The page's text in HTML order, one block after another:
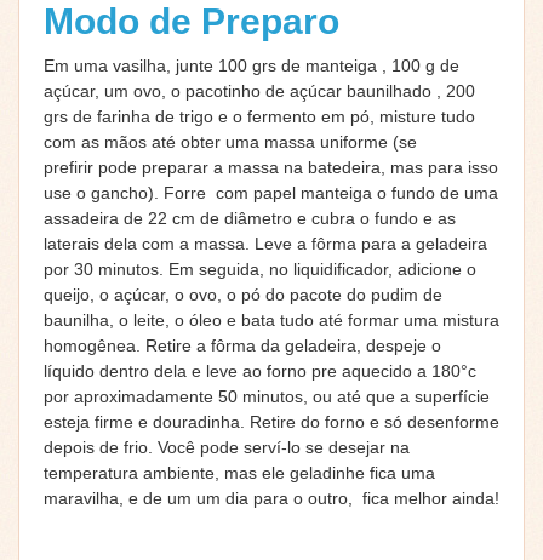
Modo de Preparo
Em uma vasilha, junte 100 grs de manteiga , 100 g de
açúcar, um ovo, o pacotinho de açúcar baunilhado , 200
grs de farinha de trigo e o fermento em pó, misture tudo
com as mãos até obter uma massa uniforme (se
prefirir pode preparar a massa na batedeira, mas para isso
use o gancho). Forre com papel manteiga o fundo de uma
assadeira de 22 cm de diâmetro e cubra o fundo e as
laterais dela com a massa. Leve a fôrma para a geladeira
por 30 minutos. Em seguida, no liquidificador, adicione o
queijo, o açúcar, o ovo, o pó do pacote do pudim de
baunilha, o leite, o óleo e bata tudo até formar uma mistura
homogênea. Retire a fôrma da geladeira, despeje o
líquido dentro dela e leve ao forno pre aquecido a 180°c
por aproximadamente 50 minutos, ou até que a superfície
esteja firme e douradinha. Retire do forno e só desenforme
depois de frio. Você pode serví-lo se desejar na
temperatura ambiente, mas ele geladinhe fica uma
maravilha, e de um um dia para o outro, fica melhor ainda!